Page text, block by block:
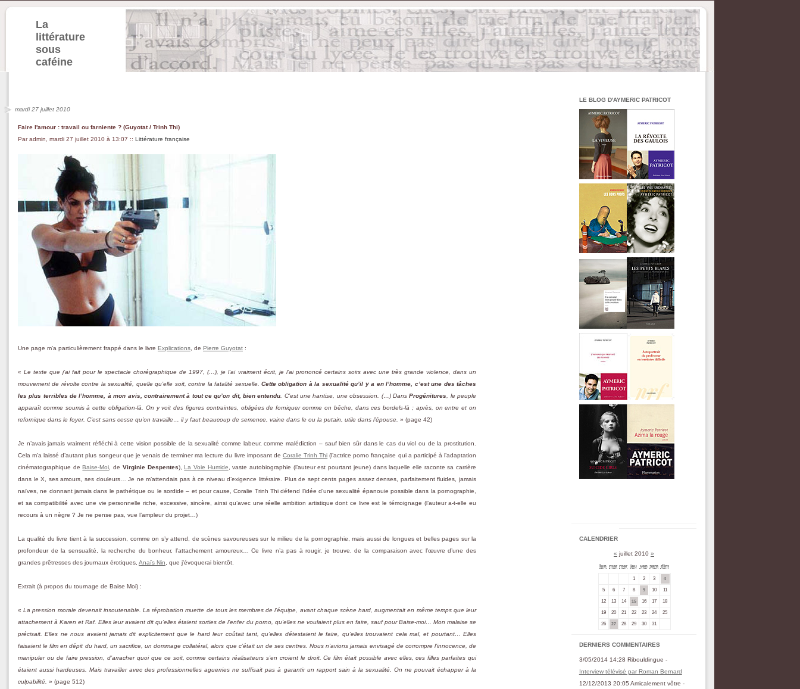
La
littérature
sous
caféine
mardi 27 juillet 2010
Faire l'amour : travail ou farniente ? (Guyotat / Trinh Thi)
Par admin, mardi 27 juillet 2010 à 13:07 :: Littérature française
Une page m’a particulièrement frappé dans le livre Explications , de Pierre Guyotat :
« Le texte que j’ai fait pour le spectacle chorégraphique de 1997, (…), je l’ai vraiment écrit, je l’ai prononcé certains soirs avec une très grande violence, dans un
mouvement de révolte contre la sexualité, quelle qu’elle soit, contre la fatalité sexuelle. Cette obligation à la sexualité qu’il y a en l’homme, c’est une des tâches
les plus terribles de l’homme, à mon avis, contrairement à tout ce qu’on dit, bien entendu . C’est une hantise, une obsession. (…) DansProgénitures
, le peuple
apparaît comme soumis à cette obligation-là. On y voit des figures contraintes, obligées de forniquer comme on bêche, dans ces bordels-là ; après, on entre et on
refornique dans le foyer. C’est sans cesse qu’on travaille… il y faut beaucoup de semence, vaine dans le ou la putain, utile dans l’épouse. » (page 42)
Je n’avais jamais vraiment réfléchi à cette vision possible de la sexualité comme labeur, comme malédiction – sauf bien sûr dans le cas du viol ou de la prostitution.
Cela m’a laissé d’autant plus songeur que je venais de terminer ma lecture du livre imposant de Coralie Trinh Thi (l’actrice porno française qui a participé à l’adaptation
cinématographique deBaise-Moi , de Virginie Despentes),La Voie Humide , vaste autobiographie (l’auteur est pourtant jeune) dans laquelle elle raconte sa carrière
dans le X, ses amours, ses douleurs… Je ne m’attendais pas à ce niveau d’exigence littéraire. Plus de sept cents pages assez denses, parfaitement fluides, jamais
naïves, ne donnant jamais dans le pathétique ou le sordide – et pour cause, Coralie Trinh Thi défend l’idée d’une sexualité épanouie possible dans la pornographie,
et sa compatibilité avec une vie personnelle riche, excessive, sincère, ainsi qu’avec une réelle ambition artistique dont ce livre est le témoignage (l’auteur a-t-elle eu
recours à un nègre ? Je ne pense pas, vue l’ampleur du projet…)
La qualité du livre tient à la succession, comme on s’y attend, de scènes savoureuses sur le milieu de la pornographie, mais aussi de longues et belles pages sur la
profondeur de la sensualité, la recherche du bonheur, l’attachement amoureux… Ce livre n’a pas à rougir, je trouve, de la comparaison avec l’œuvre d’une des
grandes prêtresses des journaux érotiques, Anaïs Nin , que j’évoquerai bientôt.
Extrait (à propos du tournage de Baise Moi) :
«La pression morale devenait insoutenable. La réprobation muette de tous les membres de l’équipe, avant chaque scène hard, augmentait en même temps que leur
attachement à Karen et Raf. Elles leur avaient dit qu’elles étaient sorties de l’enfer du porno, qu’elles ne voulaient plus en faire, sauf pour Baise-moi… Mon malaise se
précisait. Elles ne nous avaient jamais dit explicitement que le hard leur coûtait tant, qu’elles détestaient le faire, qu’elles trouvaient cela mal, et pourtant… Elles
faisaient le film en dépit du hard, un sacrifice, un dommage collatéral, alors que c’était un de ses centres. Nous n’avions jamais envisagé de corrompre l’innocence, de
manipuler ou de faire pression, d’arracher quoi que ce soit, comme certains réalisateurs s’en croient le droit. Ce film était possible avec elles, ces filles parfaites qui
étaient aussi hardeuses. Mais travailler avec des professionnelles aguerries ne suffisait pas à garantir un rapport sain à la sexualité. On ne pouvait échapper à la
culpabilité. » (page 512)
LE BLOG D'AYMERIC PATRICOT
CALENDRIER
« juillet 2010 »
lun mar mer jeu ven sam dim
1 2 3 4
5 6 7 8 9 10 11
12 13 14 15 16 17 18
19 20 21 22 23 24 25
26 27 28 29 30 31
DERNIERS COMMENTAIRES
3/05/2014 14:28 Ribouldingue -
Interview télévisé par Roman Bernard
12/12/2013 20:05 Amicalement vôtre -